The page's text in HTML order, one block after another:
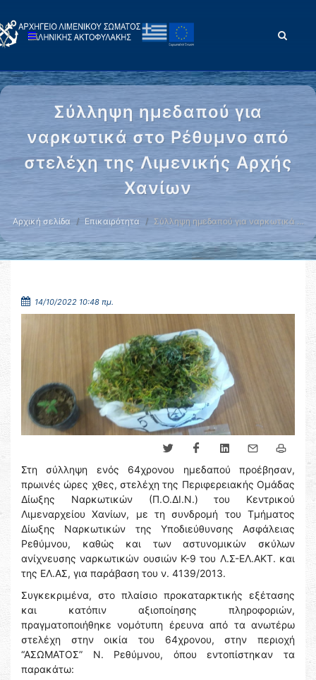
Σύλληψη ημεδαπού για
ναρκωτικά στο Ρέθυμνο από
στελέχη της Λιμενικής Αρχής
Χανίων
Αρχική σελίδα Επικαιρότητα Σύλληψη ημεδαπού για ναρκωτικά …
14/10/2022 10:48 πμ.
Στη σύλληψη ενός 64χρονου ημεδαπού προέβησαν,
πρωινές ώρες χθες, στελέχη της Περιφερειακής Ομάδας
Δίωξης Ναρκωτικών (Π.Ο.ΔΙ.Ν.) του Κεντρικού
Λιμεναρχείου Χανίων, με τη συνδρομή του Τμήματος
Δίωξης Ναρκωτικών της Υποδιεύθυνσης Ασφάλειας
Ρεθύμνου, καθώς και των αστυνομικών σκύλων
ανίχνευσης ναρκωτικών ουσιών Κ-9 του Λ.Σ-ΕΛ.ΑΚΤ. και
της ΕΛ.ΑΣ, για παράβαση του ν. 4139/2013.
Συγκεκριμένα, στο πλαίσιο προκαταρκτικής εξέτασης
και κατόπιν αξιοποίησης πληροφοριών,
πραγματοποιήθηκε νομότυπη έρευνα από τα ανωτέρω
στελέχη στην οικία του 64χρονου, στην περιοχή
“ΑΣΩΜΑΤΟΣ” Ν. Ρεθύμνου, όπου εντοπίστηκαν τα
παρακάτω: